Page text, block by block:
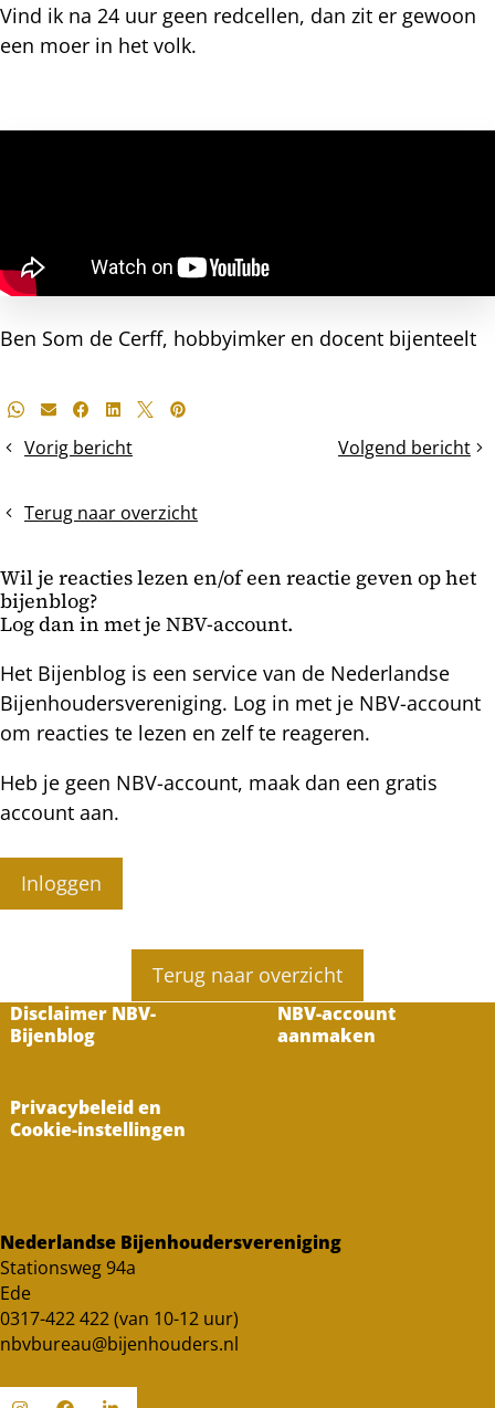
Vind ik na 24 uur geen redcellen, dan zit er gewoon
een moer in het volk.
Ben Som de Cerff, hobbyimker en docent bijenteelt
Deel
bericht
Whatsapp
E-mailFacebook
LinkedIn
X Pinterest
Vorig bericht
Omgekeerde
Volgend bericht
Een
Terug naar overzicht
Wil je reacties lezen en/of een reactie geven op het
bijenblog?
Log dan in met je NBV-account.
Het Bijenblog is een service van de Nederlandse
Bijenhoudersvereniging. Log in met je NBV-account
om reacties te lezen en zelf te reageren.
Heb je geen NBV-account, maak dan een gratis
account aan.
Inloggen
Terug naar overzicht
Disclaimer NBV-
Bijenblog
NBV-account
aanmaken
Privacybeleid en
Cookie-instellingen
Nederlandse Bijenhoudersvereniging
Stationsweg 94a
Ede
0317-422 422 (van 10-12 uur)
nbvbureau@bijenhouders.nl